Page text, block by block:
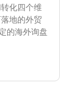
化四个维
地的外贸
的海外询盘